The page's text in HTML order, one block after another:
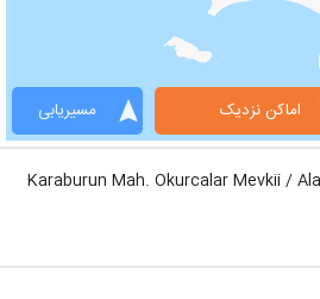
navigation مسیریابی اماکن نزدیک
Karaburun Mah. Okurcalar Mevkii /